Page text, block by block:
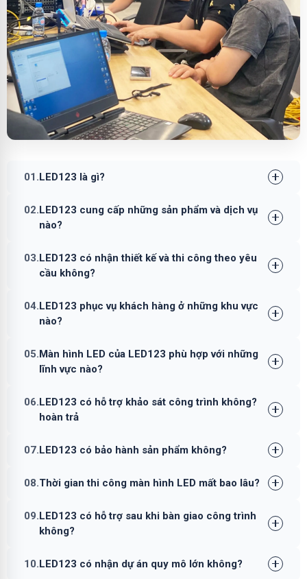
01.LED123 là gì?
02.LED123 cung cấp những sản phẩm và dịch vụ
nào?
03.LED123 có nhận thiết kế và thi công theo yêu
cầu không?
04.LED123 phục vụ khách hàng ở những khu vực
nào?
05.Màn hình LED của LED123 phù hợp với những
lĩnh vực nào?
06.LED123 có hỗ trợ khảo sát công trình không?
hoàn trả
07.LED123 có bảo hành sản phẩm không?
08.Thời gian thi công màn hình LED mất bao lâu?
09.LED123 có hỗ trợ sau khi bàn giao công trình
không?
10.LED123 có nhận dự án quy mô lớn không?